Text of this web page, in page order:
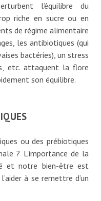
l’équilibre du
riche en sucre ou en
de régime alimentaire
les antibiotiques (qui
bactéries), un stress
etc. attaquent la flore
son équilibre.
ou des prébiotiques
? L’importance de la
et notre bien-être est
à se remettre d’un